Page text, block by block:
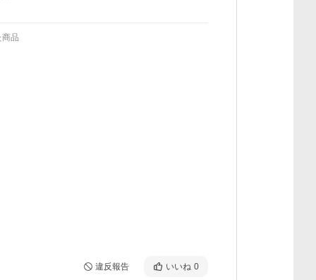
品
違反報告 いいね 0